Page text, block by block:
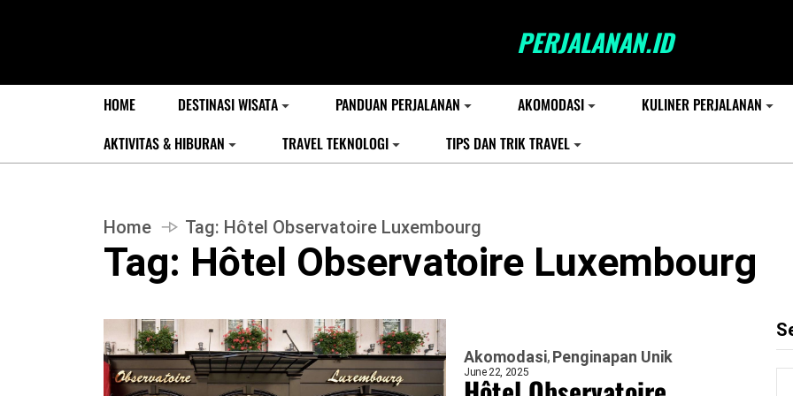
PERJALANAN.ID
HOME DESTINASI WISATA PANDUAN PERJALANAN AKOMODASI
KULINER PERJALANAN
AKTIVITAS & HIBURAN
TRAVEL TEKNOLOGI TIPS DAN TRIK TRAVEL
Home Tag: Hôtel Observatoire Luxembourg
Tag: Hôtel Observatoire Luxembourg
Akomodasi Penginapan Unik
June 22, 2025